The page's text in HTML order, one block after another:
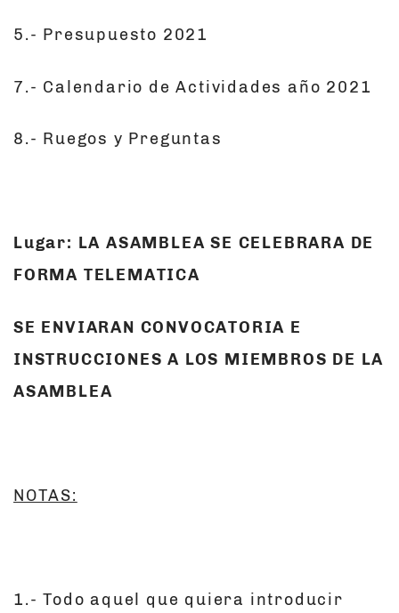
5.- Presupuesto 2021
7.- Calendario de Actividades año 2021
8.- Ruegos y Preguntas
Lugar: LA ASAMBLEA SE CELEBRARA DE
FORMA TELEMATICA
SE ENVIARAN CONVOCATORIA E
INSTRUCCIONES A LOS MIEMBROS DE LA
ASAMBLEA
NOTAS:
1.- Todo aquel que quiera introducir